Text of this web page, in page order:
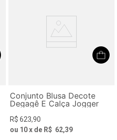
Conjunto Blusa Decote
Degagê E Calça Jogger
R$ 623,90
ou 10 x de R$ 62,39